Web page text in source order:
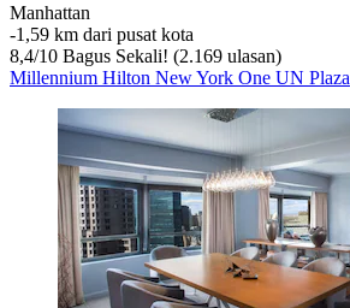
Manhattan
‐1,59 km dari pusat kota
8,4/10 Bagus Sekali! (2.169 ulasan)
Millennium Hilton New York One UN Plaza